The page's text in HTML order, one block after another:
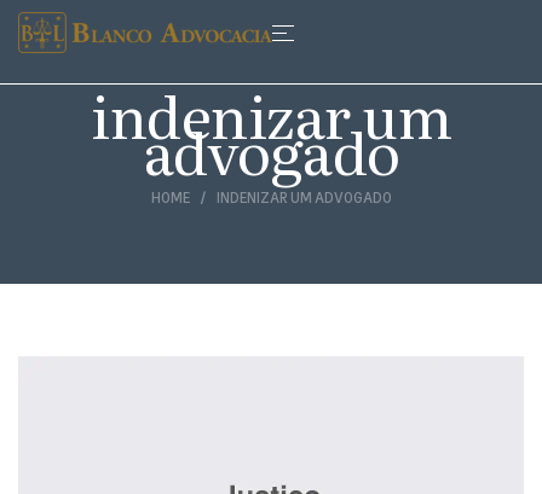
HOME INDENIZAR UM ADVOGADO
indenizar um
advogado